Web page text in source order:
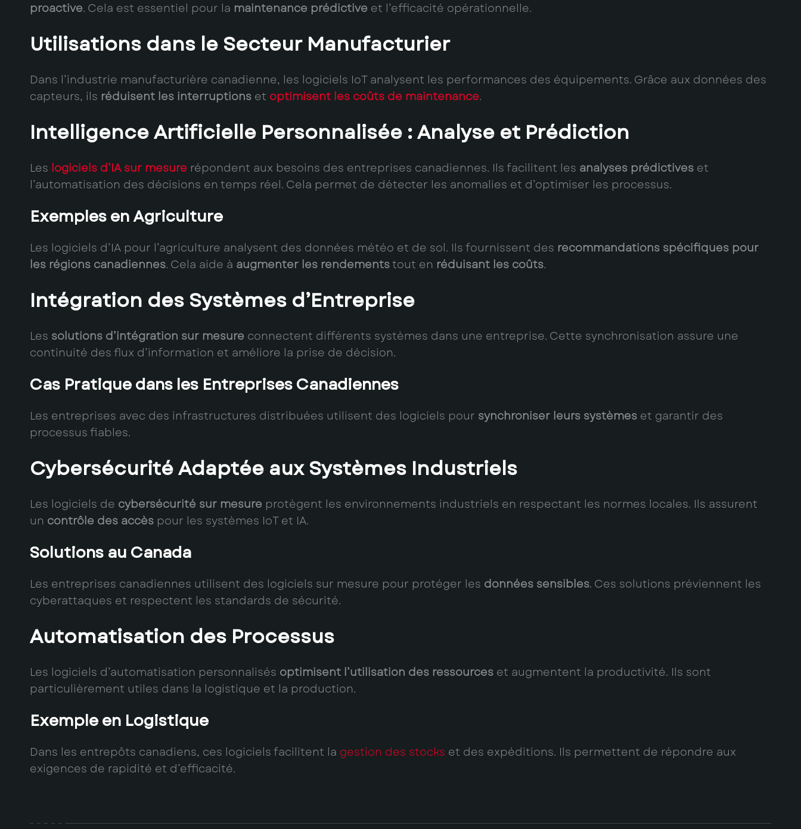
proactive. Cela est essentiel pour la maintenance prédictive et l’efficacité opérationnelle.
Utilisations dans le Secteur Manufacturier
Dans l’industrie manufacturière canadienne, les logiciels IoT analysent les performances des équipements. Grâce aux données des
capteurs, ils réduisent les interruptions et optimisent les coûts de maintenance.
Intelligence Artificielle Personnalisée : Analyse et Prédiction
Les logiciels d’IA sur mesure répondent aux besoins des entreprises canadiennes. Ils facilitent les analyses prédictives et
l’automatisation des décisions en temps réel. Cela permet de détecter les anomalies et d’optimiser les processus.
Exemples en Agriculture
Les logiciels d’IA pour l’agriculture analysent des données météo et de sol. Ils fournissent des recommandations spécifiques pour
les régions canadiennes. Cela aide à augmenter les rendementstout en réduisant les coûts.
Intégration des Systèmes d’Entreprise
Les solutions d’intégration sur mesure connectent différents systèmes dans une entreprise. Cette synchronisation assure une
continuité des flux d’information et améliore la prise de décision.
Cas Pratique dans les Entreprises Canadiennes
Les entreprises avec des infrastructures distribuées utilisent des logiciels pour synchroniser leurs systèmes et garantir des
processus fiables.
Cybersécurité Adaptée aux Systèmes Industriels
Les logiciels de cybersécurité sur mesure protègent les environnements industriels en respectant les normes locales. Ils assurent
un contrôle des accès pour les systèmes IoT et IA.
Solutions au Canada
Les entreprises canadiennes utilisent des logiciels sur mesure pour protéger les données sensibles. Ces solutions préviennent les
cyberattaques et respectent les standards de sécurité.
Automatisation des Processus
Les logiciels d’automatisation personnalisés optimisent l’utilisation des ressources et augmentent la productivité. Ils sont
particulièrement utiles dans la logistique et la production.
Exemple en Logistique
Dans les entrepôts canadiens, ces logiciels facilitent la gestion des stocks et des expéditions. Ils permettent de répondre aux
exigences de rapidité et d’efficacité.